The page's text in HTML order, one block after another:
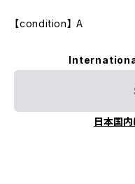
【condition】 A
日本国